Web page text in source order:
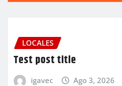
LOCALES
Test post title
igavec Ago 3, 2026